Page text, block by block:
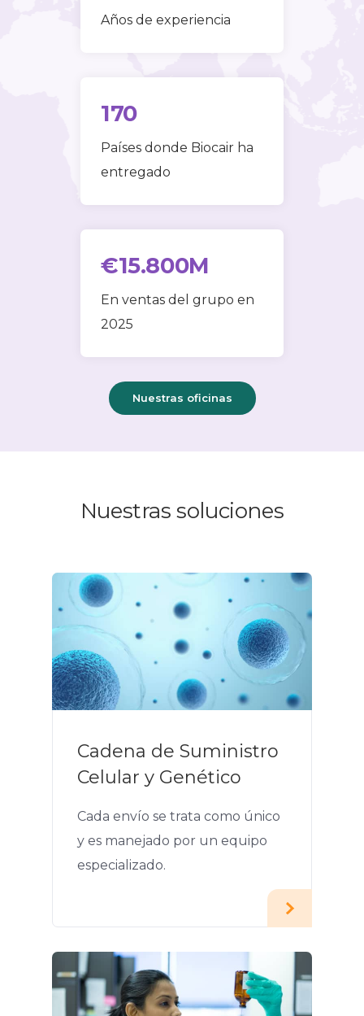
Años de experiencia
170
Países donde Biocair ha
entregado
€15.800M
En ventas del grupo en
2025
Nuestras oficinas
Nuestras soluciones
Cadena de Suministro
Celular y Genético
Cada envío se trata como único
y es manejado por un equipo
especializado.